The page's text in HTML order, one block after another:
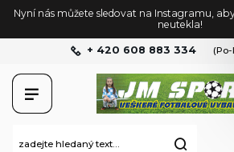
Nyní nás můžete sledovat na Instagramu,
neutekla!
+ 420 608 883 334 (Po-